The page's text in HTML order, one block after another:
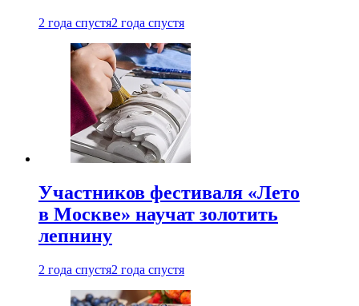
2 года спустя2 года спустя
Участников фестиваля «Лето
в Москве» научат золотить
лепнину
2 года спустя2 года спустя